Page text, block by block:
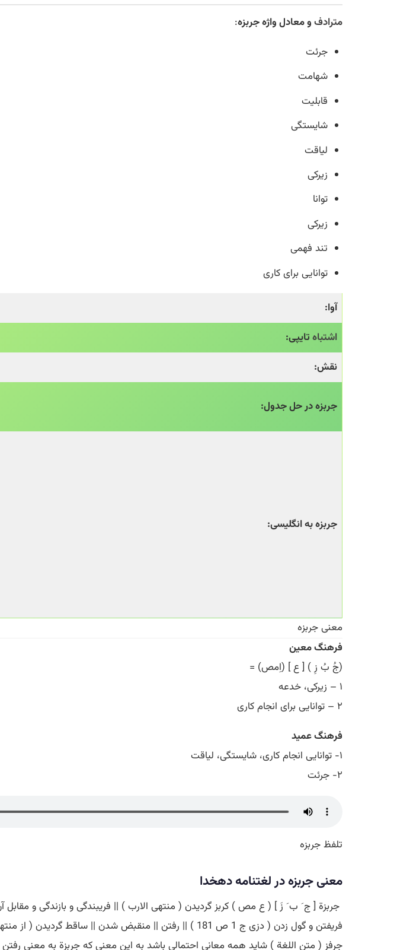
مترادفو معادل واژه جربزه:
جرئت
شهامت
قابلیت
شایستگی
لیاقت
زیرکی
توانا
زيرکی
تند فهمی
توانایی برای کاری
آوا:
اشتباهتایپی:
نقش:
جربزه در حل جدول:
جربزه به انگلیسی:
معنی جربزه
فرهنگ معین
(جُ بُ زِ ) [ ع ] (اِمص) =
۱ – زیرکی، خدعه
۲ – توانایی برای انجام کاری
فرهنگ عمید
۱- توانایی انجام کاری، شایستگی، لیاقت
۲- جرئت
تلفظ جربزه
معنی جربزه در لغتنامه دهخدا
جربزة [ ج َ ب َ زَ ] ( ع مص ) کربز گردیدن ( منتهی الارب ) || فریبندگی و بازندگی و
فریفتن و گول زدن ( دزی ج 1 ص 181 ) || رفتن || منقبض شدن ||
جرفز ( متن اللغة ) شاید همه معانی احتمالی باشد به این معنی که جربزة به معنی